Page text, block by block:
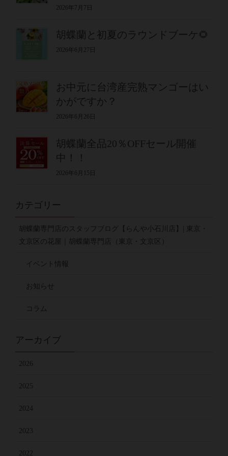
2026年7月7日
胡蝶蘭と初夏のラウンドブーケ🌻
2026年6月27日
お中元に台湾産完熟マンゴーはい
かがですか？
2026年6月26日
胡蝶蘭全品20％OFFセール開催
中！！
2026年6月15日
カテゴリー
胡蝶蘭専門店のスタッフブログ【らんや小石川店】| 東京・
文京区の花屋｜胡蝶蘭専門店（東京・文京区）
イベント情報
お知らせ
コラム
アーカイブ
2026
2025
2024
2023
2022